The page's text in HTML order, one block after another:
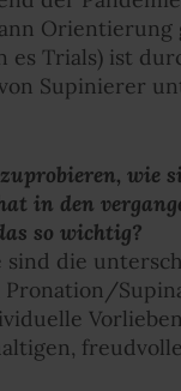
Trials) ist
Supinierer
wie
in den
so wichtig?
die